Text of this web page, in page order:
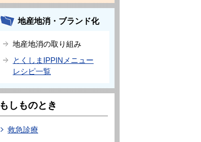
地産地消・ブランド化
地産地消の取り組み
とくしまIPPINメニュー
レシピ一覧
もしものとき
救急診療